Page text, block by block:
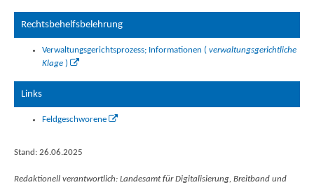
Rechtsbehelfsbelehrung
Verwaltungsgerichtsprozess; Informationen ( verwaltungsgerichtliche
Klage)
Links
Feldgeschworene
Stand: 26.06.2025
Redaktionell verantwortlich: Landesamt für Digitalisierung, Breitband und